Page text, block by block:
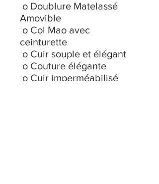
o Doublure Matelassé
Amovible
o Col Mao avec
ceinturette
o Cuir souple et élégant
o Couture élégante
o Cuir imperméabilisé